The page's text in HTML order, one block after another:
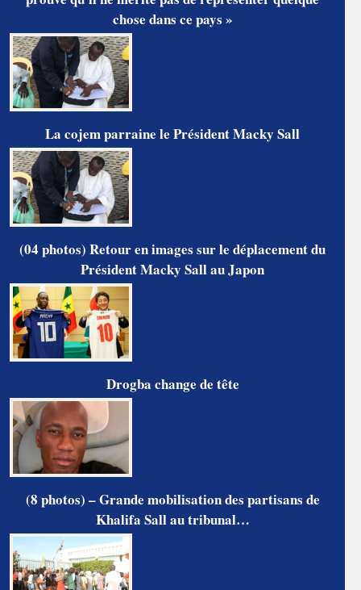
chose dans ce pays »
La cojem parraine le Président Macky Sall
(04 photos) Retour en images sur le déplacement du
Président Macky Sall au Japon
Drogba change de tête
(8 photos) – Grande mobilisation des partisans de
Khalifa Sall au tribunal…